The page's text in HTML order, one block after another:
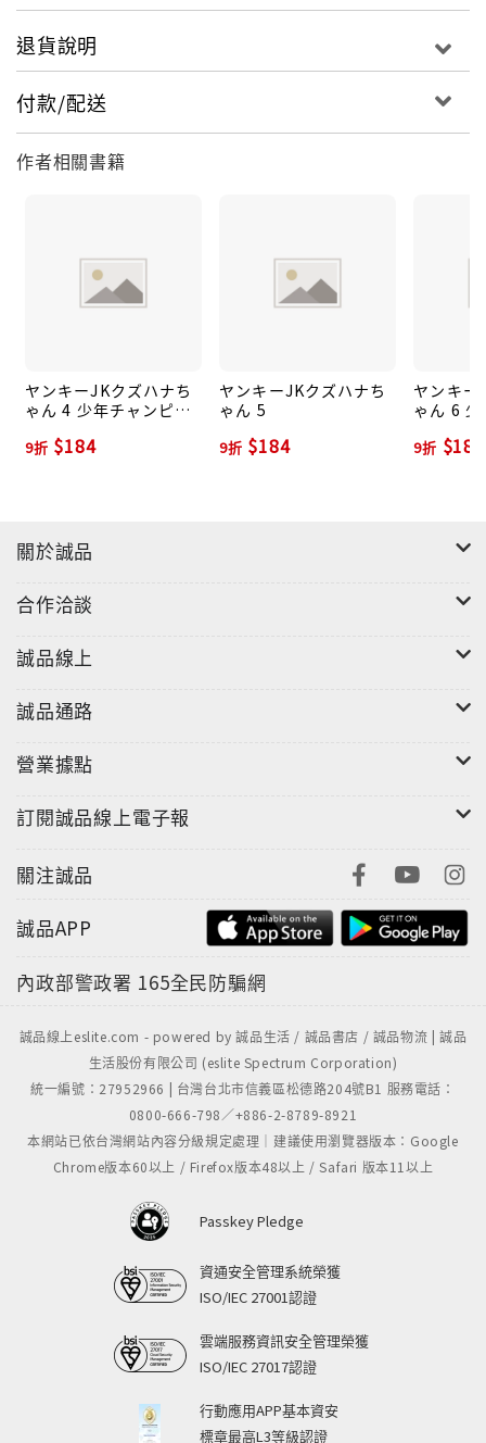
退貨說明
付款/配送
作者相關書籍
ヤンキーJKクズハナち
ゃん 4 少年チャンピオ
9折 $184
ヤンキーJKクズハナち
ゃん 5
9折 $184
ヤンキー
ゃん 6
9折 $184
關於誠品
合作洽談
誠品線上
誠品通路
營業據點
訂閱誠品線上電子報
關注誠品
誠品APP
內政部警政署 165全民防騙網
誠品線上eslite.com - powered by 誠品生活 / 誠品書店 / 誠品物流 | 誠品
生活股份有限公司 (eslite Spectrum Corporation)
統一編號：27952966 | 台灣台北市信義區松德路204號B1 服務電話：
0800-666-798／+886-2-8789-8921
本網站已依台灣網站內容分級規定處理｜建議使用瀏覽器版本：Google
Chrome版本60以上 / Firefox版本48以上 / Safari 版本11以上
Passkey Pledge
資通安全管理系統榮獲
ISO/IEC 27001認證
雲端服務資訊安全管理榮獲
ISO/IEC 27017認證
行動應用APP基本資安
標章最高L3等級認證